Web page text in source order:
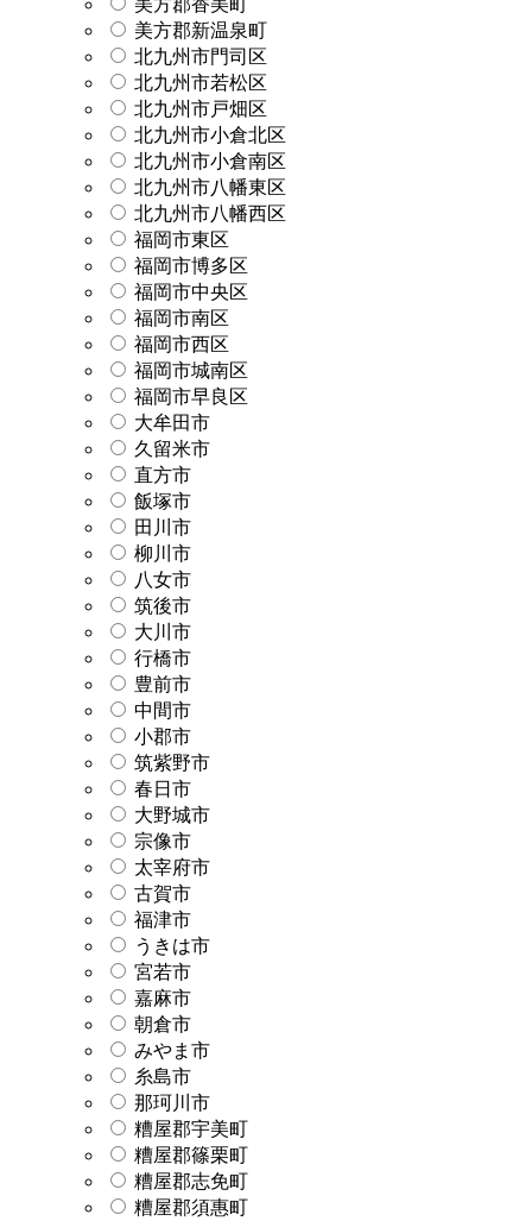
美方郡新温泉町
北九州市門司区
北九州市若松区
北九州市戸畑区
北九州市小倉北区
北九州市小倉南区
北九州市八幡東区
北九州市八幡西区
福岡市東区
福岡市博多区
福岡市中央区
福岡市南区
福岡市西区
福岡市城南区
福岡市早良区
大牟田市
久留米市
直方市
飯塚市
田川市
柳川市
八女市
筑後市
大川市
行橋市
豊前市
中間市
小郡市
筑紫野市
春日市
大野城市
宗像市
太宰府市
古賀市
福津市
うきは市
宮若市
嘉麻市
朝倉市
みやま市
糸島市
那珂川市
糟屋郡宇美町
糟屋郡篠栗町
糟屋郡志免町
糟屋郡須惠町